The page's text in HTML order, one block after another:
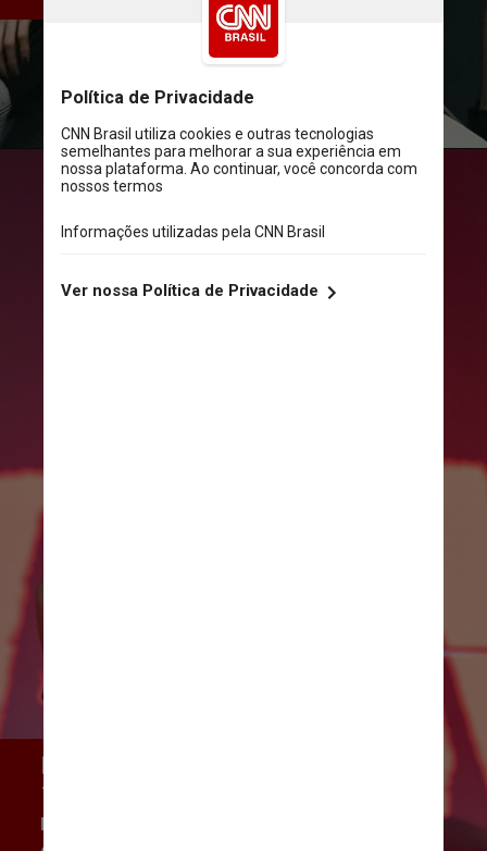
No Brasil, o grupo se apresenta em
1º de novembro, no Rio de Janeiro,
no Qualistage; e em 3 de novembro,